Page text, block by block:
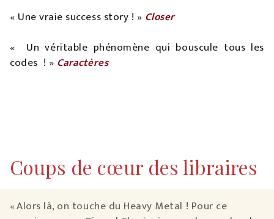
« Une vraie success story ! » Closer
« Un véritable phénomène qui bouscule tous les
codes ! » Caractères
Coups de cœur des libraires
« Alors là, on touche du Heavy Metal ! Pour ce